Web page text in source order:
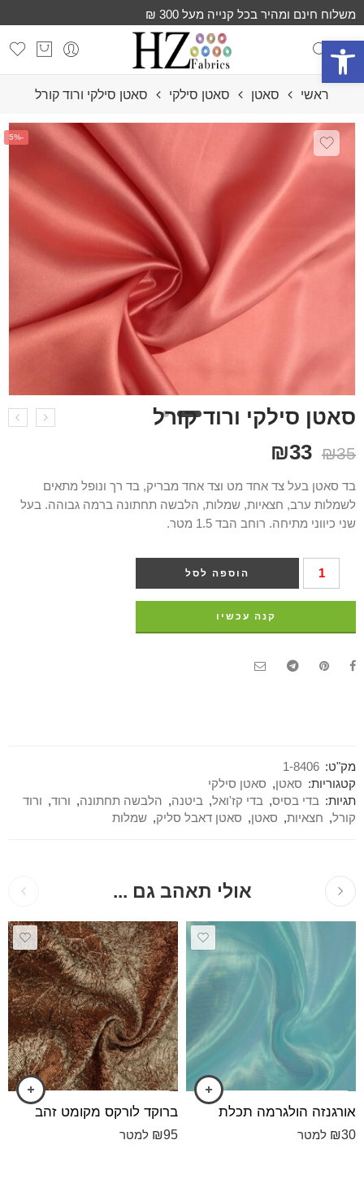
פתח סרגל נגישות
משלוח חינם ומהיר בכל קנייה מעל 300 ₪
ראשי סאטן סאטן סילקי סאטן סילקי ורוד קורל
-5%
סאטן סילקי ורוד קורל
₪35
₪33
בד סאטן בעל צד אחד מט וצד אחד מבריק, בד רך ונופל מתאים
לשמלות ערב, חצאיות, שמלות, הלבשה תחתונה ברמה גבוהה. בעל
שני כיווני מתיחה. רוחב הבד 1.5 מטר.
הוספה לסל
קנה עכשיו
מק"ט: 1-8406
קטגוריות: סאטן, סאטן סילקי
תגיות: בדי בסיס, בדי קז'ואל, ביטנה, הלבשה תחתונה, ורוד, ורוד
קורל, חצאיות, סאטן, סאטן דאבל סליק, שמלות
אולי תאהב גם ...
אורגנזה הולגרמה תכלת
₪30 למטר
ברוקד לורקס מקומט זהב
₪95 למטר